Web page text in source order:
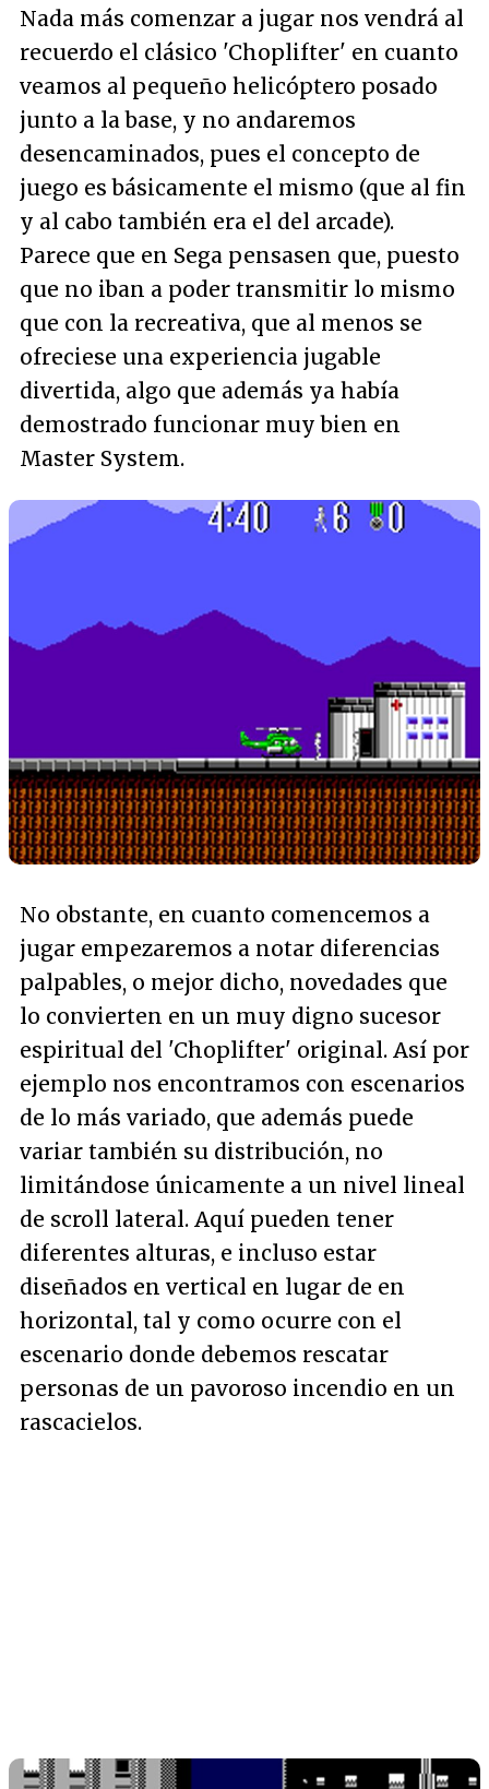
Nada más comenzar a jugar nos vendrá al
recuerdo el clásico 'Choplifter' en cuanto
veamos al pequeño helicóptero posado
junto a la base, y no andaremos
desencaminados, pues el concepto de
juego es básicamente el mismo (que al fin
y al cabo también era el del arcade).
Parece que en Sega pensasen que, puesto
que no iban a poder transmitir lo mismo
que con la recreativa, que al menos se
ofreciese una experiencia jugable
divertida, algo que además ya había
demostrado funcionar muy bien en
Master System.
No obstante, en cuanto comencemos a
jugar empezaremos a notar diferencias
palpables, o mejor dicho, novedades que
lo convierten en un muy digno sucesor
espiritual del 'Choplifter' original. Así por
ejemplo nos encontramos con escenarios
de lo más variado, que además puede
variar también su distribución, no
limitándose únicamente a un nivel lineal
de scroll lateral. Aquí pueden tener
diferentes alturas, e incluso estar
diseñados en vertical en lugar de en
horizontal, tal y como ocurre con el
escenario donde debemos rescatar
personas de un pavoroso incendio en un
rascacielos.